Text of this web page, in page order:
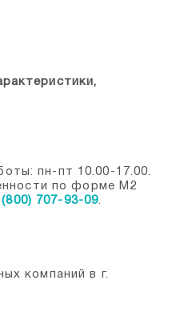
пн-пт 10.00-17.00.
по форме М2
707-93-09.
компаний в г.